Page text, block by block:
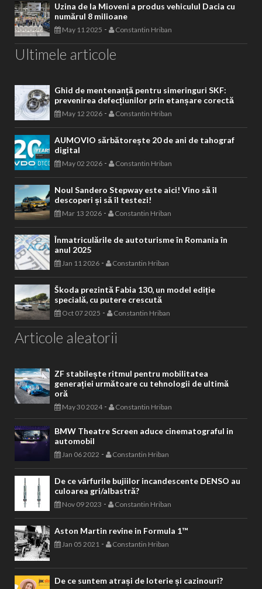
Uzina de la Mioveni a produs vehiculul Dacia cu
numărul 8 milioane
May 11 2025 - Constantin Hriban
Ultimele articole
Ghid de mentenanță pentru simeringuri SKF:
prevenirea defecțiunilor prin etanșare corectă
May 12 2026 - Constantin Hriban
AUMOVIO sărbătorește 20 de ani de tahograf
digital
May 02 2026 - Constantin Hriban
Noul Sandero Stepway este aici! Vino să îl
descoperi și să îl testezi!
Mar 13 2026 - Constantin Hriban
Înmatriculările de autoturisme în Romania în
anul 2025
Jan 11 2026 - Constantin Hriban
Škoda prezintă Fabia 130, un model ediție
specială, cu putere crescută
Oct 07 2025 - Constantin Hriban
Articole aleatorii
ZF stabilește ritmul pentru mobilitatea
generației următoare cu tehnologii de ultimă
oră
May 30 2024- Constantin Hriban
BMW Theatre Screen aduce cinematograful in
automobil
Jan 06 2022 - Constantin Hriban
De ce vârfurile bujiilor incandescente DENSO au
culoarea gri/albastră?
Nov 09 2023 - Constantin Hriban
Aston Martin revine in Formula 1™
Jan 05 2021 - Constantin Hriban
De ce suntem atrași de loterie și cazinouri?